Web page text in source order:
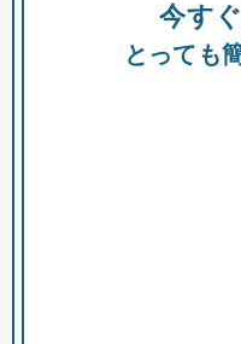
助成金
今す
とっても